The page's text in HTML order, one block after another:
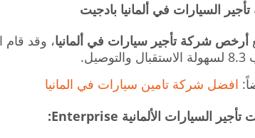
أرخص شركة تأجير سيارات في ألمانيا، وقد قام
افضل شركة تامين سيارات في المانيا